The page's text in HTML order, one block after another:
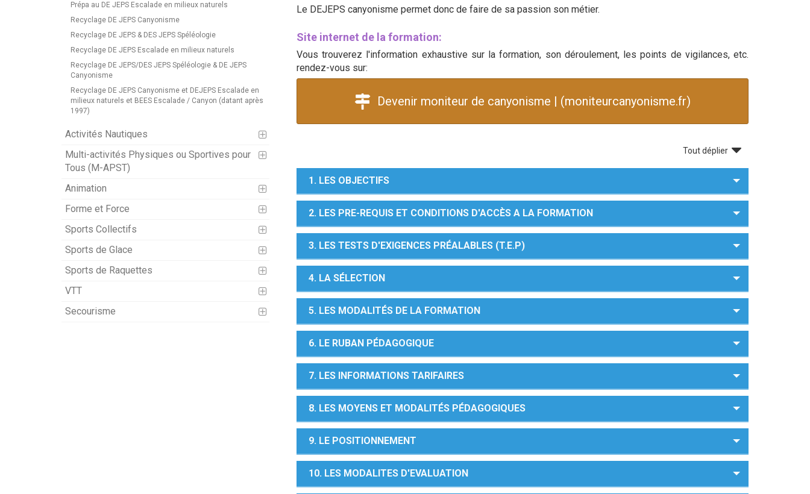
Prépa au DE JEPS Escalade en milieux naturels
Recyclage DE JEPS Canyonisme
Recyclage DE JEPS & DES JEPS Spéléologie
Recyclage DE JEPS Escalade en milieux naturels
Recyclage DE JEPS/DES JEPS Spéléologie & DE JEPS
Canyonisme
Recyclage DE JEPS Canyonisme et DEJEPS Escalade en
milieux naturels et BEES Escalade / Canyon (datant après
1997)
Activités Nautiques
Multi-activités Physiques ou Sportives pour
Tous (M-APST)
Animation
Forme et Force
Sports Collectifs
Sports de Glace
Sports de Raquettes
VTT
Secourisme
Le DEJEPS canyonisme permet donc de faire de sa passion son métier.
Site internet de la formation:
Vous trouverez l'information exhaustive sur la formation, son déroulement, les points de vigilances, etc.
rendez-vous sur:
Devenir moniteur de canyonisme | (moniteurcanyonisme.fr)
Tout déplier
1. LES OBJECTIFS
2. LES PRE-REQUIS ET CONDITIONS D'ACCÈS A LA FORMATION
3. LES TESTS D'EXIGENCES PRÉALABLES (T.E.P)
4. LA SÉLECTION
5. LES MODALITÉS DE LA FORMATION
6. LE RUBAN PÉDAGOGIQUE
7. LES INFORMATIONS TARIFAIRES
8. LES MOYENS ET MODALITÉS PÉDAGOGIQUES
9. LE POSITIONNEMENT
10. LES MODALITES D'EVALUATION